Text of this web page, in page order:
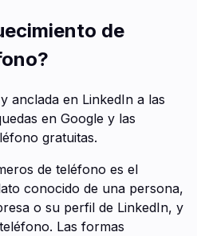
de
anclada en LinkedIn a las
en Google y las
gratuitas.
de teléfono es el
conocido de una persona,
o su perfil de LinkedIn, y
Las formas